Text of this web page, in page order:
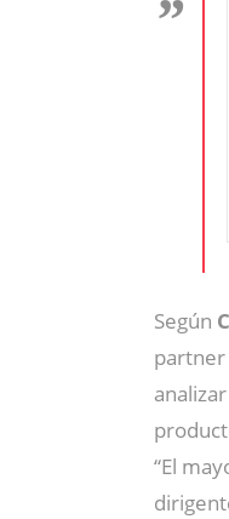
Según
partner
“El